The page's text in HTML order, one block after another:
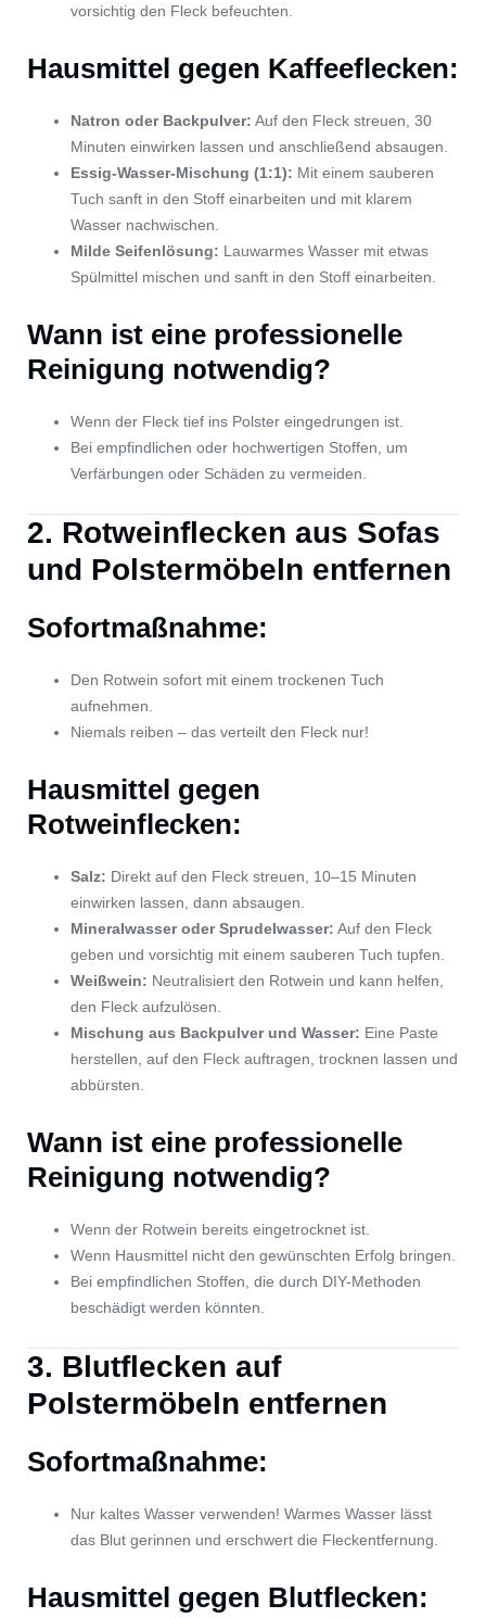
vorsichtig den Fleck befeuchten.
Hausmittel gegen Kaffeeflecken:
Natron oder Backpulver: Auf den Fleck streuen, 30
Minuten einwirken lassen und anschließend absaugen.
Essig-Wasser-Mischung (1:1): Mit einem sauberen
Tuch sanft in den Stoff einarbeiten und mit klarem
Wasser nachwischen.
Milde Seifenlösung: Lauwarmes Wasser mit etwas
Spülmittel mischen und sanft in den Stoff einarbeiten.
Wann ist eine professionelle
Reinigung notwendig?
Wenn der Fleck tief ins Polster eingedrungen ist.
Bei empfindlichen oder hochwertigen Stoffen, um
Verfärbungen oder Schäden zu vermeiden.
2. Rotweinflecken aus Sofas
und Polstermöbeln entfernen
Sofortmaßnahme:
Den Rotwein sofort mit einem trockenen Tuch
aufnehmen.
Niemals reiben – das verteilt den Fleck nur!
Hausmittel gegen
Rotweinflecken:
Salz: Direkt auf den Fleck streuen, 10–15 Minuten
einwirken lassen, dann absaugen.
Mineralwasser oder Sprudelwasser: Auf den Fleck
geben und vorsichtig mit einem sauberen Tuch tupfen.
Weißwein: Neutralisiert den Rotwein und kann helfen,
den Fleck aufzulösen.
Mischung aus Backpulver und Wasser: Eine Paste
herstellen, auf den Fleck auftragen, trocknen lassen und
abbürsten.
Wann ist eine professionelle
Reinigung notwendig?
Wenn der Rotwein bereits eingetrocknet ist.
Wenn Hausmittel nicht den gewünschten Erfolg bringen.
Bei empfindlichen Stoffen, die durch DIY-Methoden
beschädigt werden könnten.
3. Blutflecken auf
Polstermöbeln entfernen
Sofortmaßnahme:
Nur kaltes Wasser verwenden! Warmes Wasser lässt
das Blut gerinnen und erschwert die Fleckentfernung.
Hausmittel gegen Blutflecken: